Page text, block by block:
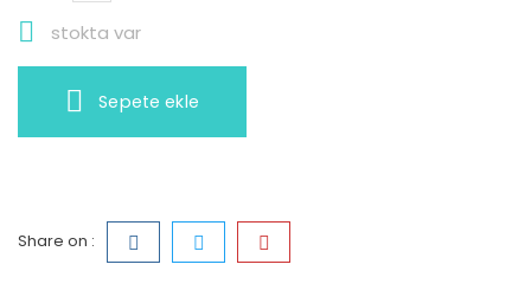
 stokta var
Sepete ekle
Share on :